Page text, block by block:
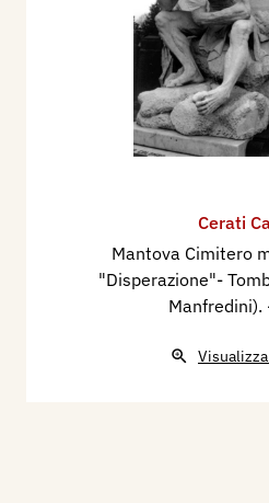
Cerati
Mantova Cimitero
"Disperazione"-
Manfredini).